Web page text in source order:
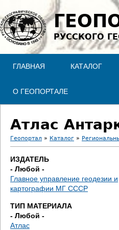
Jump to
РУССКОГО
ГЛАВНАЯ КАТАЛОГ
О ГЕОПОРТАЛЕ
Атлас
В
ы
з
д
Геопортал » Каталог »
ИЗДАТЕЛЬ
- Любой -
Главное управление геодезии и
картографии МГ СССР
ТИП МАТЕРИАЛА
- Любой -
Атлас